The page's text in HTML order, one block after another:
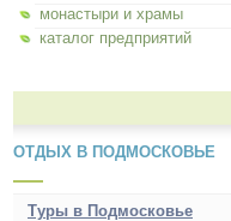
монастыри и храмы
каталог предприятий
ОТДЫХ В ПОДМОСКОВЬЕ
Туры в Подмосковье